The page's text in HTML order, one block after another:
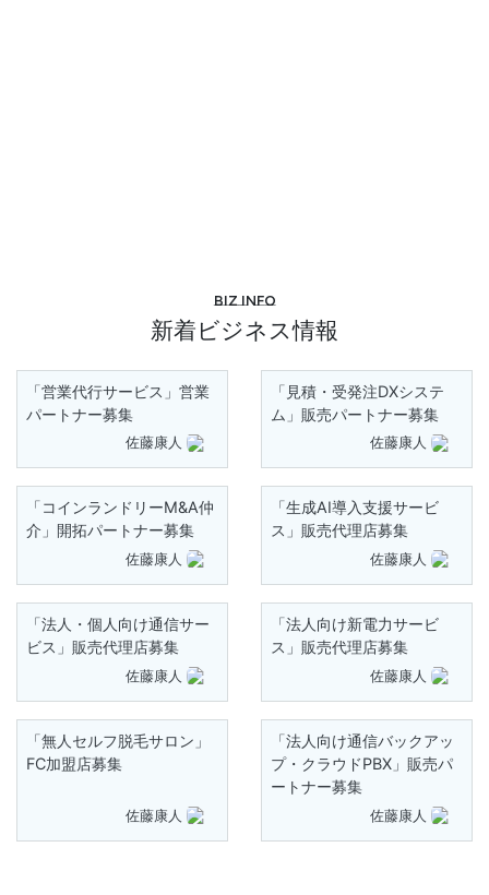
Biz info
新着ビジネス情報
「営業代行サービス」営業
パートナー募集
佐藤康人
「見積・受発注DXシステ
ム」販売パートナー募集
佐藤康人
「コインランドリーM&A仲
介」開拓パートナー募集
佐藤康人
「生成AI導入支援サービ
ス」販売代理店募集
佐藤康人
「法人・個人向け通信サー
ビス」販売代理店募集
佐藤康人
「法人向け新電力サービ
ス」販売代理店募集
佐藤康人
「無人セルフ脱毛サロン」
FC加盟店募集
佐藤康人
「法人向け通信バックアッ
プ・クラウドPBX」販売パ
ートナー募集
佐藤康人